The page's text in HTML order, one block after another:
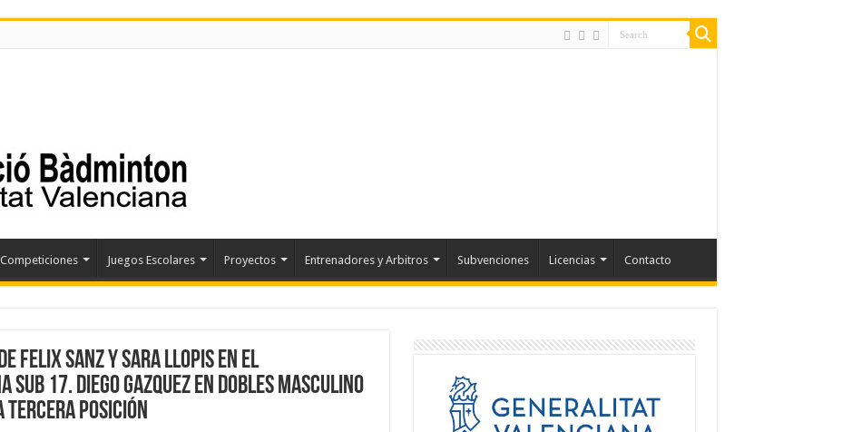
Competiciones Juegos Escolares Proyectos Entrenadores y Arbitros Subvenciones Licencias Contacto
FELIX SANZ Y SARA LLOPIS EN EL
SUB 17. DIEGO GAZQUEZ EN DOBLES MASCULINO
POSICIÓN